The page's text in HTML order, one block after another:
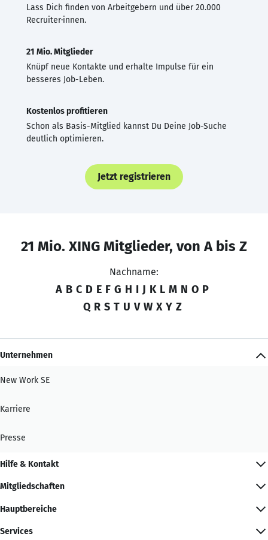
Lass Dich finden von Arbeitgebern und über 20.000
Recruiter·innen.
21 Mio. Mitglieder
Knüpf neue Kontakte und erhalte Impulse für ein
besseres Job-Leben.
Kostenlos profitieren
Schon als Basis-Mitglied kannst Du Deine Job-Suche
deutlich optimieren.
Jetzt registrieren
21 Mio. XING Mitglieder, von A bis Z
Nachname:
A B C D E F G H I J K L M N O P
Q R S T U V W X Y Z
Unternehmen
New Work SE
Karriere
Presse
Hilfe & Kontakt
Mitgliedschaften
Hauptbereiche
Services